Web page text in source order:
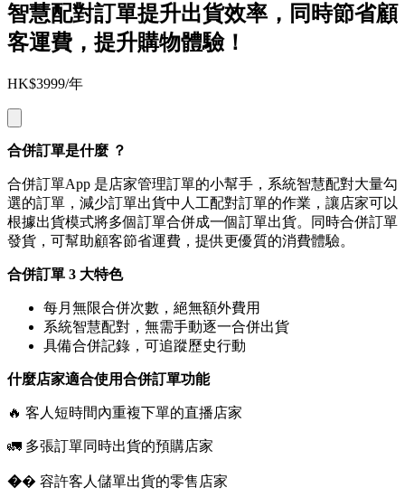
智慧配對訂單提升出貨效率，同時節省顧
客運費，提升購物體驗！
HK$3999/年
合併訂單是什麼 ？
合併訂單App 是店家管理訂單的小幫手，系統智慧配對大量勾
選的訂單，減少訂單出貨中人工配對訂單的作業，讓店家可以
根據出貨模式將多個訂單合併成一個訂單出貨。同時合併訂單
發貨，可幫助顧客節省運費，提供更優質的消費體驗。
合併訂單 3 大特色
每月無限合併次數，絕無額外費用
系統智慧配對，無需手動逐一合併出貨
具備合併記錄，可追蹤歷史行動
什麼店家適合使用合併訂單功能
🔥 客人短時間內重複下單的直播店家
🚛 多張訂單同時出貨的預購店家
�� 容許客人儲單出貨的零售店家